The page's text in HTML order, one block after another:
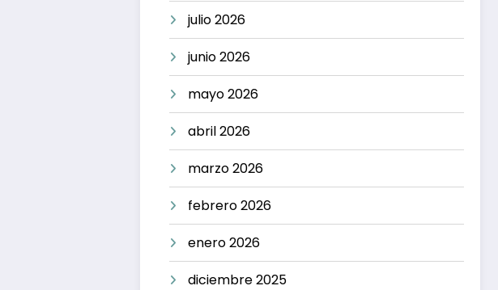
julio 2026
junio 2026
mayo 2026
abril 2026
marzo 2026
febrero 2026
enero 2026
diciembre 2025